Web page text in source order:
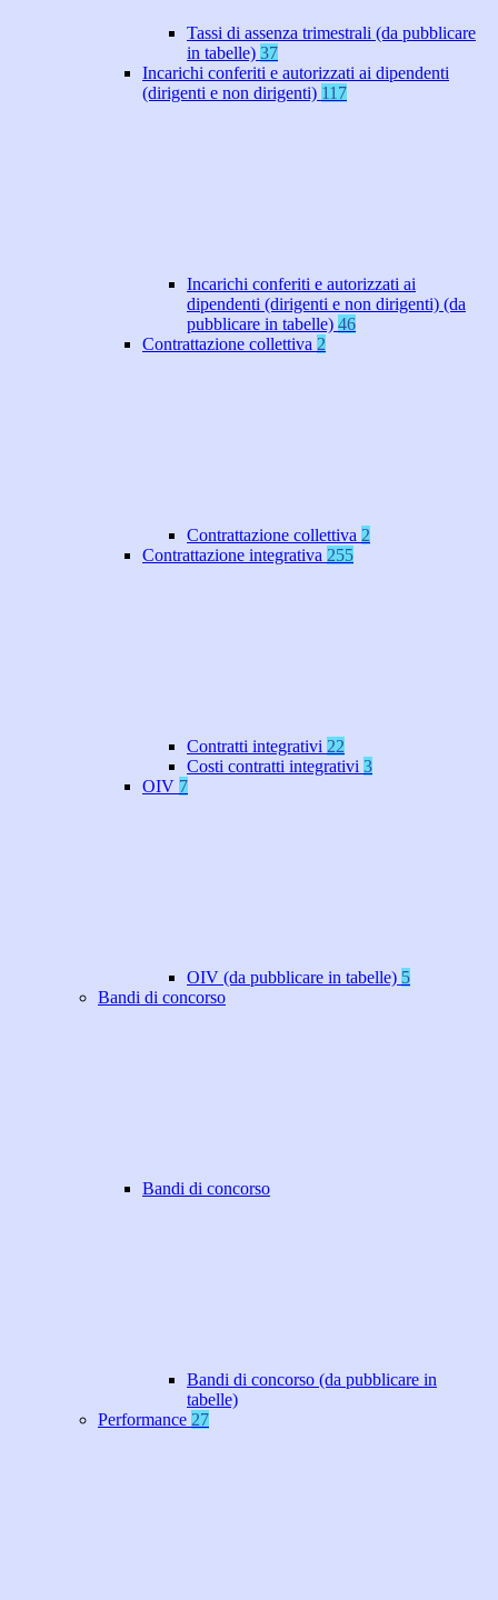
Tassi di assenza trimestrali (da pubblicare
in tabelle) 37
Incarichi conferiti e autorizzati ai dipendenti
(dirigenti e non dirigenti) 117
Incarichi conferiti e autorizzati ai
dipendenti (dirigenti e non dirigenti) (da
pubblicare in tabelle) 46
Contrattazione collettiva 2
Contrattazione collettiva 2
Contrattazione integrativa 255
Contratti integrativi 22
Costi contratti integrativi 3
OIV 7
OIV (da pubblicare in tabelle) 5
Bandi di concorso
Bandi di concorso
Bandi di concorso (da pubblicare in
tabelle)
Performance 27